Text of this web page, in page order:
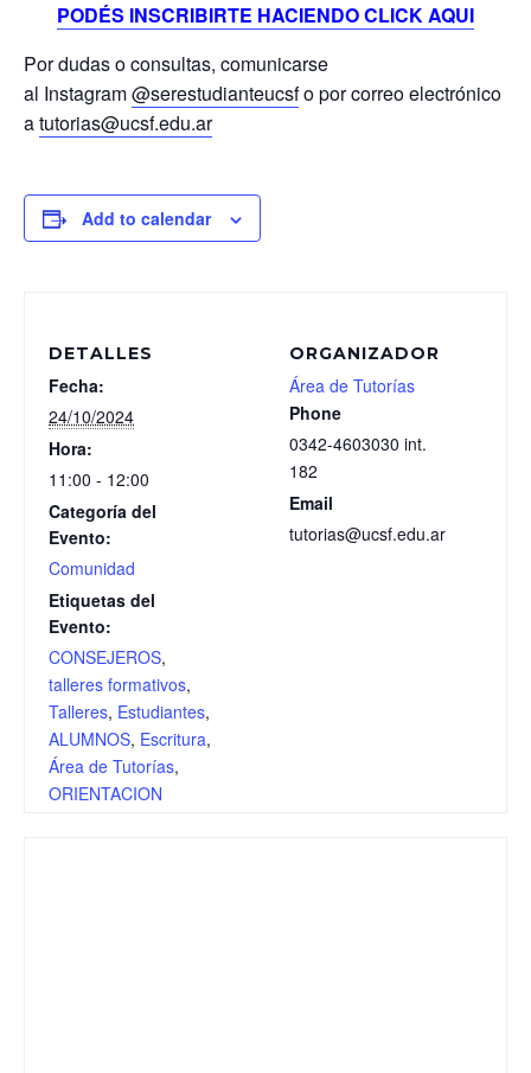
PODÉS INSCRIBIRTE HACIENDO CLICK AQUI
Por dudas o consultas, comunicarse
al Instagram@serestudianteucsfo por correo electrónico
atutorias@ucsf.edu.ar
Add to calendar
DETALLES
Fecha:
24/10/2024
Hora:
11:00 - 12:00
Categoría del
Evento:
Comunidad
Etiquetas del
Evento:
CONSEJEROS,
talleres formativos,
Talleres, Estudiantes,
ALUMNOS, Escritura,
Área de Tutorías,
ORIENTACION
ORGANIZADOR
Área de Tutorías
Phone
0342-4603030 int.
182
Email
tutorias@ucsf.edu.ar